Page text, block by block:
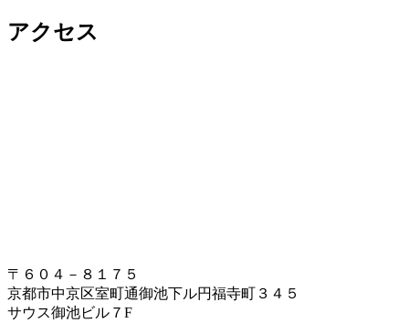
アクセス
〒６０４－８１７５
京都市中京区室町通御池下ル円福寺町３４５
サウス御池ビル７F